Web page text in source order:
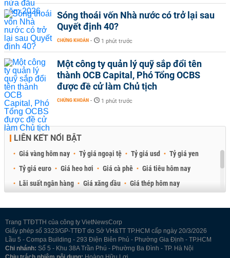
Sóng thoái vốn Nhà nước có trở lại sau
Quyết định 40?
CHỨNG KHOÁN - 1 phút trước
Một công ty quản lý quỹ sắp đổi tên
thành OCB Capital, Phó Tổng OCBS
được đề cử làm Chủ tịch
CHỨNG KHOÁN - 1 phút trước
LIÊN KẾT NỔI BẬT
Giá vàng hôm nay Tỷ giá ngoại tệ Tỷ giá usd
Tỷ giá yen
Tỷ giá euro
Giá heo hơi Giá cà phê
Giá tiêu hôm nay
Lãi suất ngân hàng
Giá xăng dầu
Giá thép hôm nay
Trang TTĐTTH của công ty VietNewsCorp
Giấy phép số 3323/GP-TTĐT do Sở VH&TT TP.HCM cấp ngày 20/3/2026
Lầu 5 - Compa Building - 293 Điện Biên Phủ - Phường Gia Định - TP.HCM
Chi nhánh: Số 5 - Khu 38A Trần Phú - Phường Ba Đình - TP. Hà Nội